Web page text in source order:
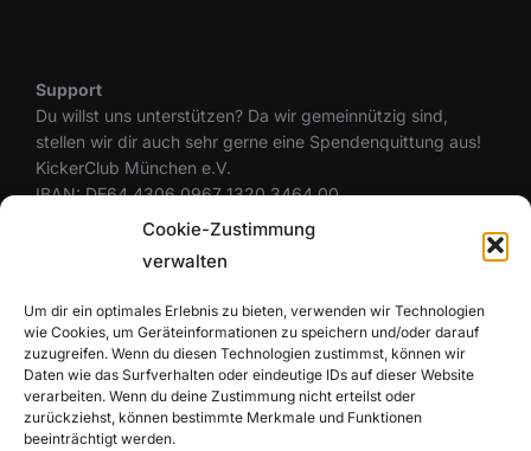
Cookie-Zustimmung
verwalten
Um dir ein optimales Erlebnis zu bieten, verwenden wir Technologien
wie Cookies, um Geräteinformationen zu speichern und/oder darauf
zuzugreifen. Wenn du diesen Technologien zustimmst, können wir
Daten wie das Surfverhalten oder eindeutige IDs auf dieser Website
verarbeiten. Wenn du deine Zustimmung nicht erteilst oder
zurückziehst, können bestimmte Merkmale und Funktionen
beeinträchtigt werden.
Support
Du willst uns unterstützen? Da wir gemeinnützig sind,
stellen wir dir auch sehr gerne eine Spendenquittung aus!
KickerClub München e.V.
IBAN: DE64 4306 0967 1320 3464 00
BIC: GENODEM1GLS
Rechtliches
Datenschutzerklärung
Cookie-Richtlinie (EU)
Haftungsausschluss
Impressum